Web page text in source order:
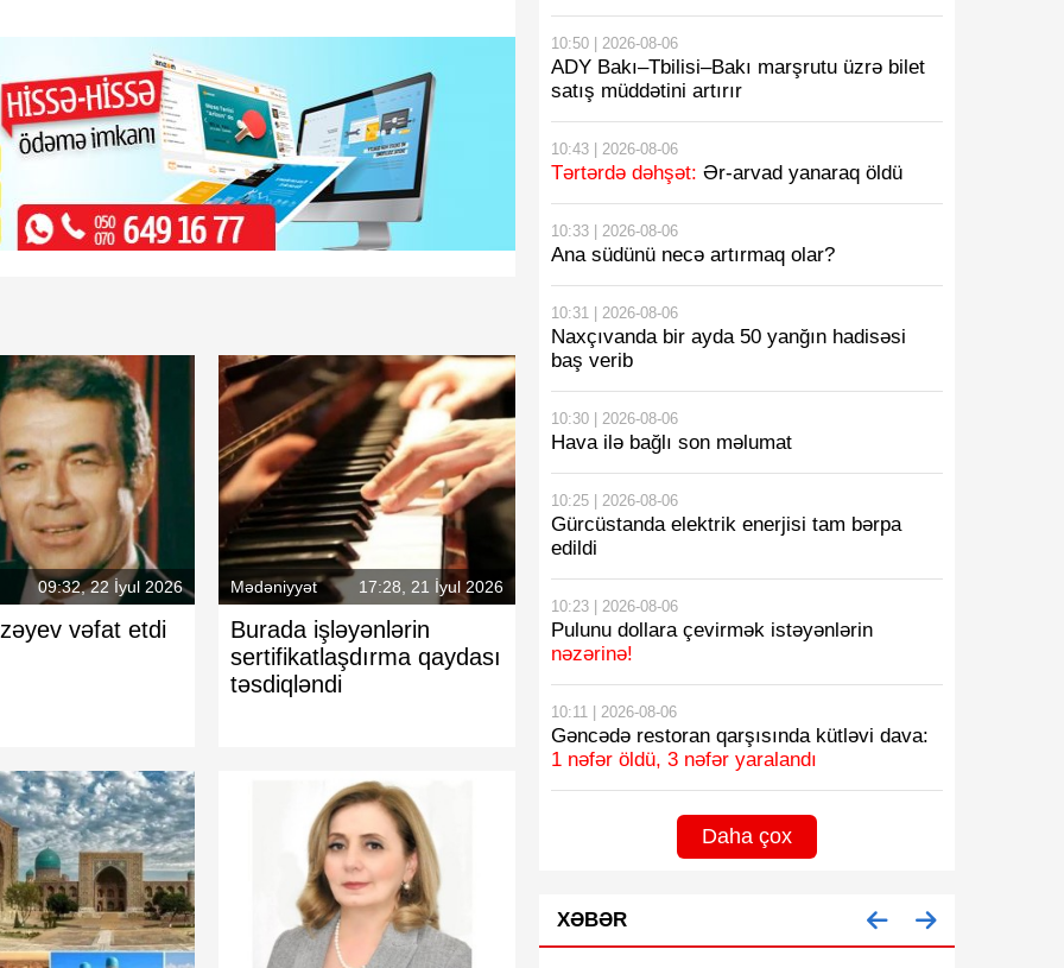
09:32, 22 İyul 2026
vəfat etdi
Mədəniyyət 17:28, 21 İyul 2026
Burada işləyənlərin
sertifikatlaşdırma qaydası
təsdiqləndi
10:50 | 2026-08-06
ADY Bakı–Tbilisi–Bakı marşrutu üzrə bilet
satış müddətini artırır
10:43 | 2026-08-06
Tərtərdə dəhşət: Ər-arvad yanaraq öldü
10:33 | 2026-08-06
Ana südünü necə artırmaq olar?
10:31 | 2026-08-06
Naxçıvanda bir ayda 50 yanğın hadisəsi
baş verib
10:30 | 2026-08-06
Hava ilə bağlı son məlumat
10:25 | 2026-08-06
Gürcüstanda elektrik enerjisi tam bərpa
edildi
10:23 | 2026-08-06
Pulunu dollara çevirmək istəyənlərin
nəzərinə!
10:11 | 2026-08-06
Gəncədə restoran qarşısında kütləvi dava:
1 nəfər öldü, 3 nəfər yaralandı
Daha çox
XƏBƏR